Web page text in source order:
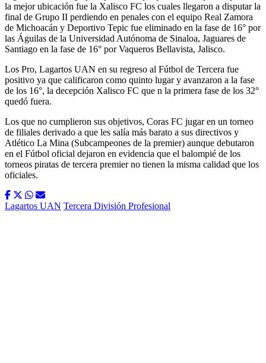
la mejor ubicación fue la Xalisco FC los cuales llegaron a disputar la
final de Grupo II perdiendo en penales con el equipo Real Zamora
de Michoacán y Deportivo Tepic fue eliminado en la fase de 16° por
las Águilas de la Universidad Autónoma de Sinaloa, Jaguares de
Santiago en la fase de 16° por Vaqueros Bellavista, Jalisco.
Los Pro, Lagartos UAN en su regreso al Fútbol de Tercera fue
positivo ya que calificaron como quinto lugar y avanzaron a la fase
de los 16°, la decepción Xalisco FC que n la primera fase de los 32°
quedó fuera.
Los que no cumplieron sus objetivos, Coras FC jugar en un torneo
de filiales derivado a que les salía más barato a sus directivos y
Atlético La Mina (Subcampeones de la premier) aunque debutaron
en el Fútbol oficial dejaron en evidencia que el balompié de los
torneos piratas de tercera premier no tienen la misma calidad que los
oficiales.
Lagartos UAN Tercera División Profesional